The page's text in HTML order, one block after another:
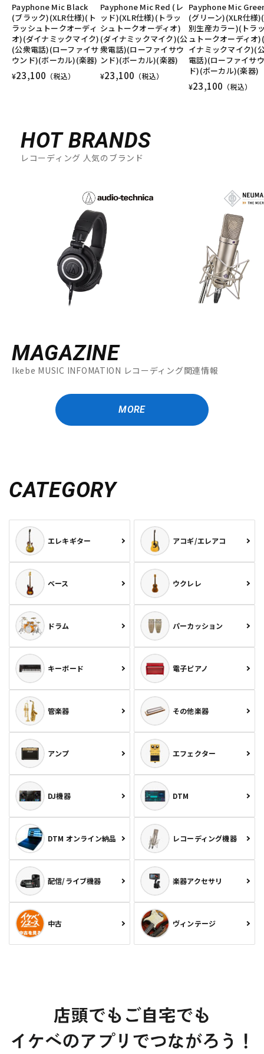
Payphone Mic Black
(ブラック)(XLR仕様)(ト
ラッシュトークオーディ
オ)(ダイナミックマイク)
(公衆電話)(ローファイサ
ウンド)(ボーカル)(楽器)
¥23,100 （税込）
Payphone Mic Red (レ
ッド)(XLR仕様)(トラッ
シュトークオーディオ)
(ダイナミックマイク)(公
衆電話)(ローファイサウ
ンド)(ボーカル)(楽器)
¥23,100 （税込）
Payphone Mic
(グリーン)(XLR仕様
別生産カラー)(トラ
ュトークオーディオ
イナミックマイク)(
電話)(ローファイサ
ド)(ボーカル)(楽器)
¥23,100 （税込）
HOT BRANDS
レコーディング 人気のブランド
MAGAZINE
Ikebe MUSIC INFOMATION レコーディング関連情報
MORE
CATEGORY
エレキギター アコギ/エレアコ
ベース ウクレレ
ドラム パーカッション
キーボード 電子ピアノ
管楽器 その他楽器
アンプ エフェクター
DJ機器 DTM
DTM オンライン納品 レコーディング機器
配信/ライブ機器 楽器アクセサリ
中古 ヴィンテージ